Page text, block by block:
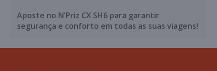
Aposte no N’Priz CX SH6 para garantir
segurança e conforto em todas as suas viagens!